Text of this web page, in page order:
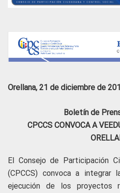
Orellana, 21 de diciembre de
Boletín de
CPCCS CONVOCA A
El Consejo de Participación
(CPCCS) convoca a integrar
ejecución de los proyectos